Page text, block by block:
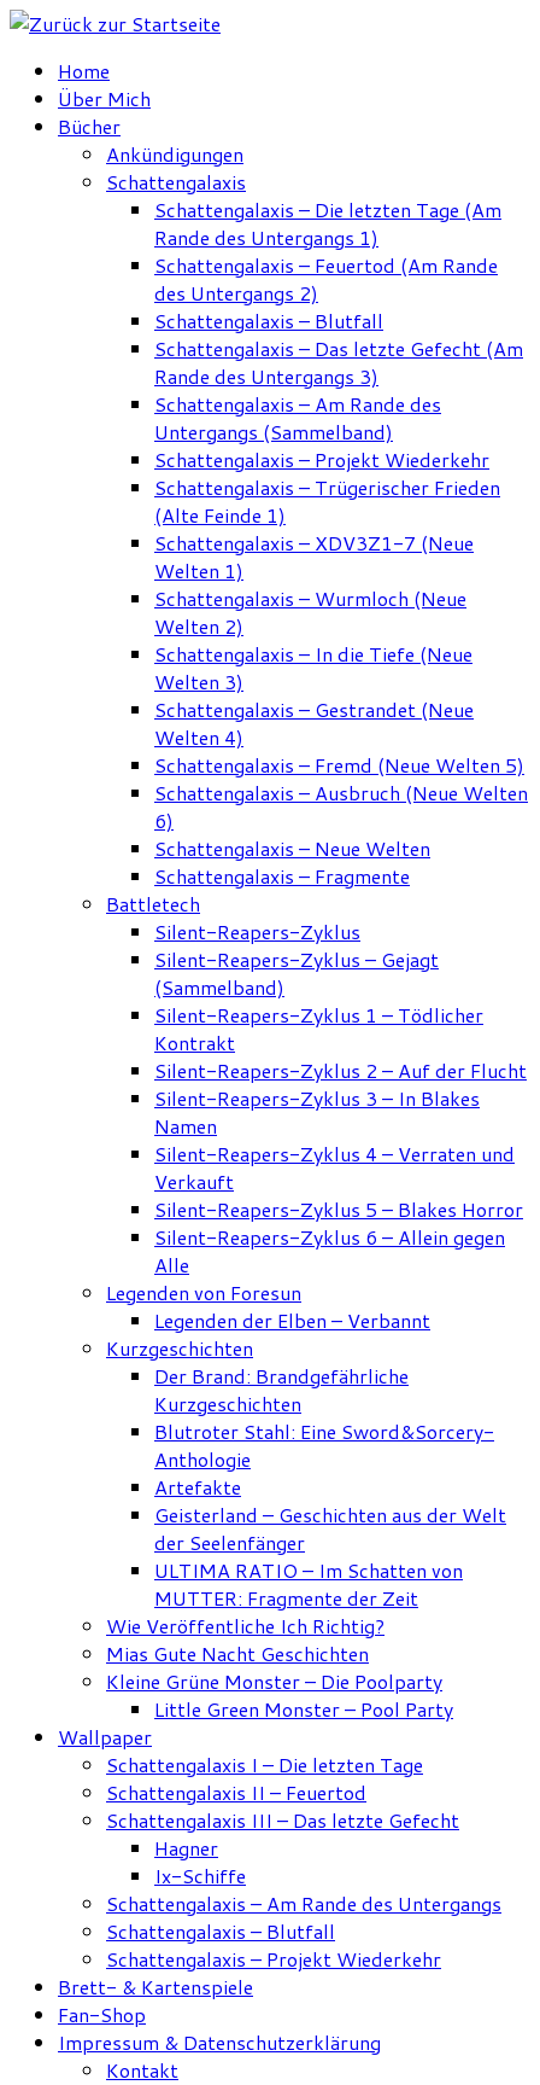
Zum
springenHome
Über Mich
Bücher
Ankündigungen
Schattengalaxis
Schattengalaxis – Die letzten Tage (Am
Rande des Untergangs 1)
Schattengalaxis – Feuertod (Am Rande
des Untergangs 2)
Schattengalaxis – Blutfall
Schattengalaxis – Das letzte Gefecht (Am
Rande des Untergangs 3)
Schattengalaxis – Am Rande des
Untergangs (Sammelband)
Schattengalaxis – Projekt Wiederkehr
Schattengalaxis – Trügerischer Frieden
(Alte Feinde 1)
Schattengalaxis – XDV3Z1-7 (Neue
Welten 1)
Schattengalaxis – Wurmloch (Neue
Welten 2)
Schattengalaxis – In die Tiefe (Neue
Welten 3)
Schattengalaxis – Gestrandet (Neue
Welten 4)
Schattengalaxis – Fremd (Neue Welten 5)
Schattengalaxis – Ausbruch (Neue Welten
6)
Schattengalaxis – Neue Welten
Schattengalaxis – Fragmente
Battletech
Silent-Reapers-Zyklus
Silent-Reapers-Zyklus – Gejagt
(Sammelband)
Silent-Reapers-Zyklus 1 – Tödlicher
Kontrakt
Silent-Reapers-Zyklus 2 – Auf der Flucht
Silent-Reapers-Zyklus 3 – In Blakes
Namen
Silent-Reapers-Zyklus 4 – Verraten und
Verkauft
Silent-Reapers-Zyklus 5 – Blakes Horror
Silent-Reapers-Zyklus 6 – Allein gegen
Alle
Legenden von Foresun
Legenden der Elben – Verbannt
Kurzgeschichten
Der Brand: Brandgefährliche
Kurzgeschichten
Blutroter Stahl: Eine Sword&Sorcery-
Anthologie
Artefakte
Geisterland – Geschichten aus der Welt
der Seelenfänger
ULTIMA RATIO – Im Schatten von
MUTTER: Fragmente der Zeit
Wie Veröffentliche Ich Richtig?
Mias Gute Nacht Geschichten
Kleine Grüne Monster – Die Poolparty
Little Green Monster – Pool Party
Wallpaper
Schattengalaxis I – Die letzten Tage
Schattengalaxis II – Feuertod
Schattengalaxis III – Das letzte Gefecht
Hagner
Ix-Schiffe
Schattengalaxis – Am Rande des Untergangs
Schattengalaxis – Blutfall
Schattengalaxis – Projekt Wiederkehr
Brett- & Kartenspiele
Fan-Shop
Impressum & Datenschutzerklärung
Kontakt